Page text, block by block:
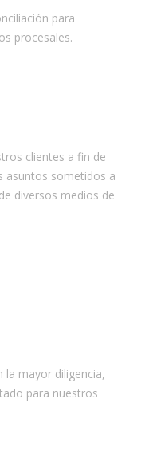
para
procesales.
clientes a fin de
asuntos sometidos a
diversos medios de
mayor diligencia,
para nuestros